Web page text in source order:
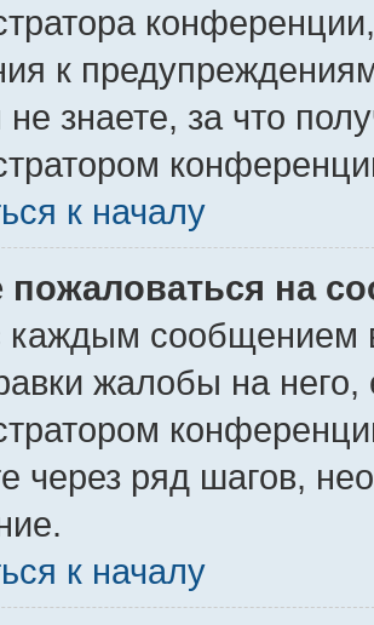
к
знаете, за что
к началу
пожаловаться на
сообщением
жалобы на
через ряд шагов,
к началу